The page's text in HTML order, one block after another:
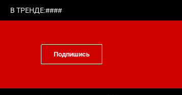
В ТРЕНДЕ:####
Подпишись